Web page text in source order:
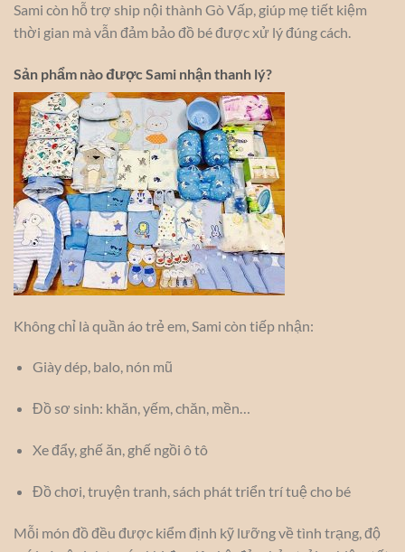
Sami còn hỗ trợ ship nội thành Gò Vấp, giúp mẹ tiết kiệm
thời gian mà vẫn đảm bảo đồ bé được xử lý đúng cách.
Sản phẩm nào được Sami nhận thanh lý?
Không chỉ là quần áo trẻ em, Sami còn tiếp nhận:
Giày dép, balo, nón mũ
Đồ sơ sinh: khăn, yếm, chăn, mền…
Xe đẩy, ghế ăn, ghế ngồi ô tô
Đồ chơi, truyện tranh, sách phát triển trí tuệ cho bé
Mỗi món đồ đều được kiểm định kỹ lưỡng về tình trạng, độ